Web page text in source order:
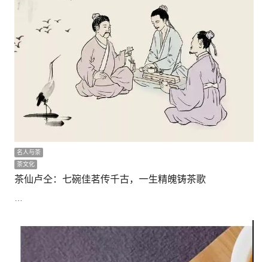
名人与茶
茶文化
茶仙卢仝：七碗佳茗传千古，一生精魄铸茶歌